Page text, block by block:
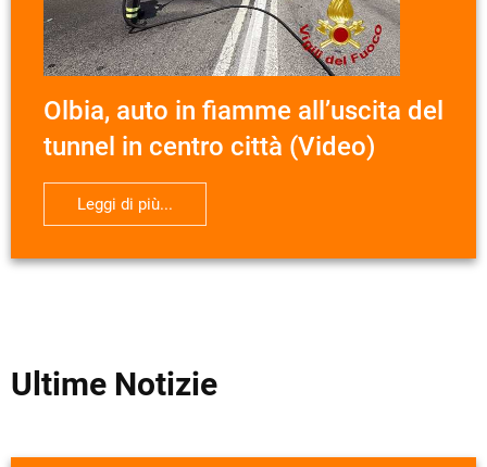
Olbia, auto in fiamme all’uscita del
tunnel in centro città (Video)
Leggi di più...
Ultime Notizie